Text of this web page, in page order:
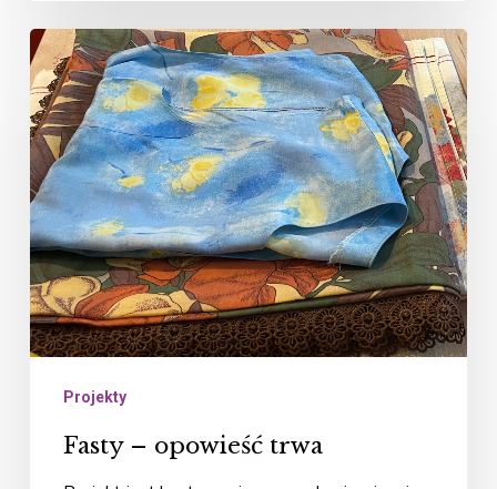
Fasty
–
opowieść
trwa
Projekty
Fasty – opowieść trwa